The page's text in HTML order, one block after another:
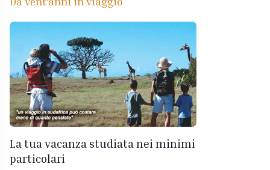
La tua vacanza studiata nei minimi
particolari